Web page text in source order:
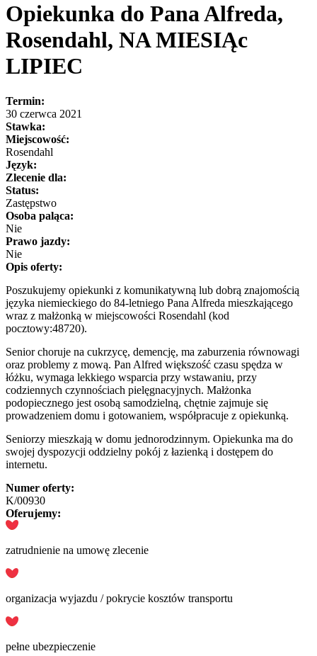
Opiekunka do Pana Alfreda,
Rosendahl, NA MIESIĄc
LIPIEC
Termin:
30 czerwca 2021
Stawka:
Miejscowość:
Rosendahl
Język:
Zlecenie dla:
Status:
Zastępstwo
Osoba paląca:
Nie
Prawo jazdy:
Nie
Opis oferty:
Poszukujemy opiekunki z komunikatywną lub dobrą znajomością
języka niemieckiego do 84-letniego Pana Alfreda mieszkającego
wraz z małżonką w miejscowości Rosendahl (kod
pocztowy:48720).
Senior choruje na cukrzycę, demencję, ma zaburzenia równowagi
oraz problemy z mową. Pan Alfred większość czasu spędza w
łóżku, wymaga lekkiego wsparcia przy wstawaniu, przy
codziennych czynnościach pielęgnacyjnych. Małżonka
podopiecznego jest osobą samodzielną, chętnie zajmuje się
prowadzeniem domu i gotowaniem, współpracuje z opiekunką.
Seniorzy mieszkają w domu jednorodzinnym. Opiekunka ma do
swojej dyspozycji oddzielny pokój z łazienką i dostępem do
internetu.
Numer oferty:
K/00930
Oferujemy:
zatrudnienie na umowę zlecenie
organizacja wyjazdu / pokrycie kosztów transportu
pełne ubezpieczenie